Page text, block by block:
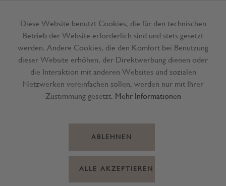
Menü
Diese Website benutzt Cookies, die für den technischen
Betrieb der Website erforderlich sind und stets gesetzt
werden. Andere Cookies, die den Komfort bei Benutzung
dieser Website erhöhen, der Direktwerbung dienen oder
die Interaktion mit anderen Websites und sozialen
Netzwerken vereinfachen sollen, werden nur mit Ihrer
Zustimmung gesetzt. Mehr Informationen
ABLEHNEN
ALLE AKZEPTIEREN